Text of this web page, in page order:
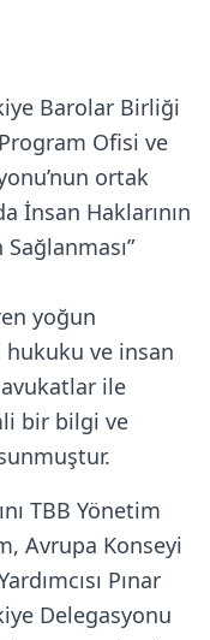
Barolar Birliği
Ofisi ve
ortak
İnsan Haklarının
yoğun
ve insan
avukatlar ile
bir bilgi ve
TBB Yönetim
Avrupa Konseyi
Pınar
Delegasyonu